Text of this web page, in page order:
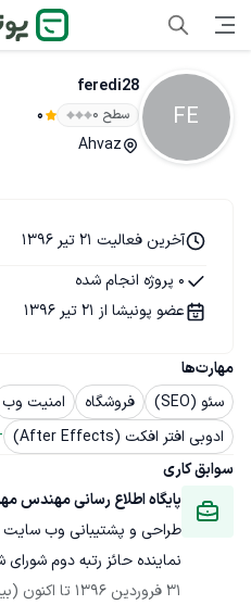
FE
feredi28
سطح ۰ 0
Ahvaz
مهارت‌ها
سئو (SEO)
فروشگاه امنیت وب
ادوبی افتر افکت (After Effects)
سوابق کاری
پایگاه اطلاع رسانی مهندس
نماینده حائز رتبه دوم شورای
31 فروردین 1396
تا اکنون
آخرین فعالیت 21 تیر 1396
0 پروژه انجام شده
عضو پونیشا از 21 تیر 1396